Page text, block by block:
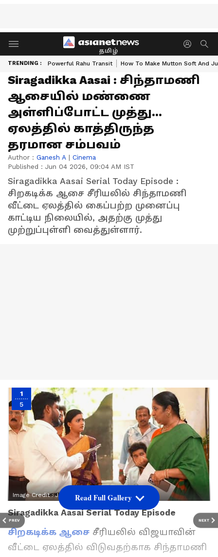
தமிழ்
TRENDING : Powerful Rahu Transit How To Make Mutton Soft And
PREV NEXT
Siragadikka Aasai : சிந்தாமணி
ஆசையில் மண்ணை
அள்ளிப்போட்ட முத்து...
ஏலத்தில் காத்திருந்த
தரமான சம்பவம்
Author : Ganesh A | Cinema
Published : Jun 04 2026, 09:04 AM IST
Siragadikka Aasai Serial Today Episode :
சிறகடிக்க ஆசை சீரியலில் சிந்தாமணி
வீட்டை ஏலத்தில் கைப்பற்ற முனைப்பு
காட்டிய நிலையில், அதற்கு முத்து
முற்றுப்புள்ளி வைத்துள்ளார்.
1
5
Image Credit :Jiohotstar
Siragadikka Aasai Serial Today Episode
சிறகடிக்க ஆசை சீரியலில் விஜயாவின்
வீட்டை ஏலத்தில் விடுவதற்காக சிந்தாமணி
Read Full Gallery